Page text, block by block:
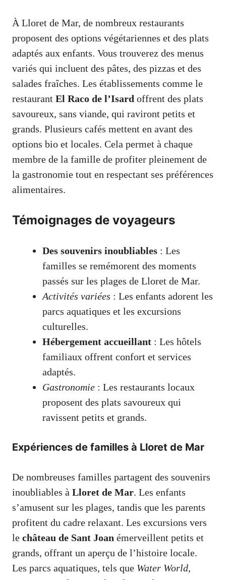
À Lloret de Mar, de nombreux restaurants
proposent des options végétariennes et des plats
adaptés aux enfants. Vous trouverez des menus
variés qui incluent des pâtes, des pizzas et des
salades fraîches. Les établissements comme le
restaurant El Raco de l’Isard offrent des plats
savoureux, sans viande, qui raviront petits et
grands. Plusieurs cafés mettent en avant des
options bio et locales. Cela permet à chaque
membre de la famille de profiter pleinement de
la gastronomie tout en respectant ses préférences
alimentaires.
Témoignages de voyageurs
Des souvenirs inoubliables : Les
familles se remémorent des moments
passés sur les plages de Lloret de Mar.
Activités variées : Les enfants adorent les
parcs aquatiques et les excursions
culturelles.
Hébergement accueillant : Les hôtels
familiaux offrent confort et services
adaptés.
Gastronomie : Les restaurants locaux
proposent des plats savoureux qui
ravissent petits et grands.
Expériences de familles à Lloret de Mar
De nombreuses familles partagent des souvenirs
inoubliables à Lloret de Mar. Les enfants
s’amusent sur les plages, tandis que les parents
profitent du cadre relaxant. Les excursions vers
le château de Sant Joan émerveillent petits et
grands, offrant un aperçu de l’histoire locale.
Les parcs aquatiques, tels que Water World,